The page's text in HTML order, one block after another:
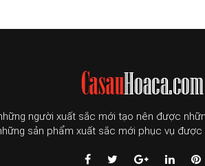
người xuất sắc mới tạo nên được
sản phẩm xuất sắc mới phục vụ